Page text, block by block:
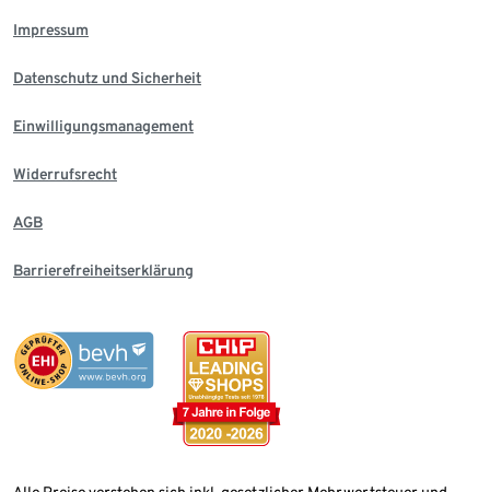
Impressum
Datenschutz und Sicherheit
Einwilligungsmanagement
Widerrufsrecht
AGB
Barrierefreiheitserklärung